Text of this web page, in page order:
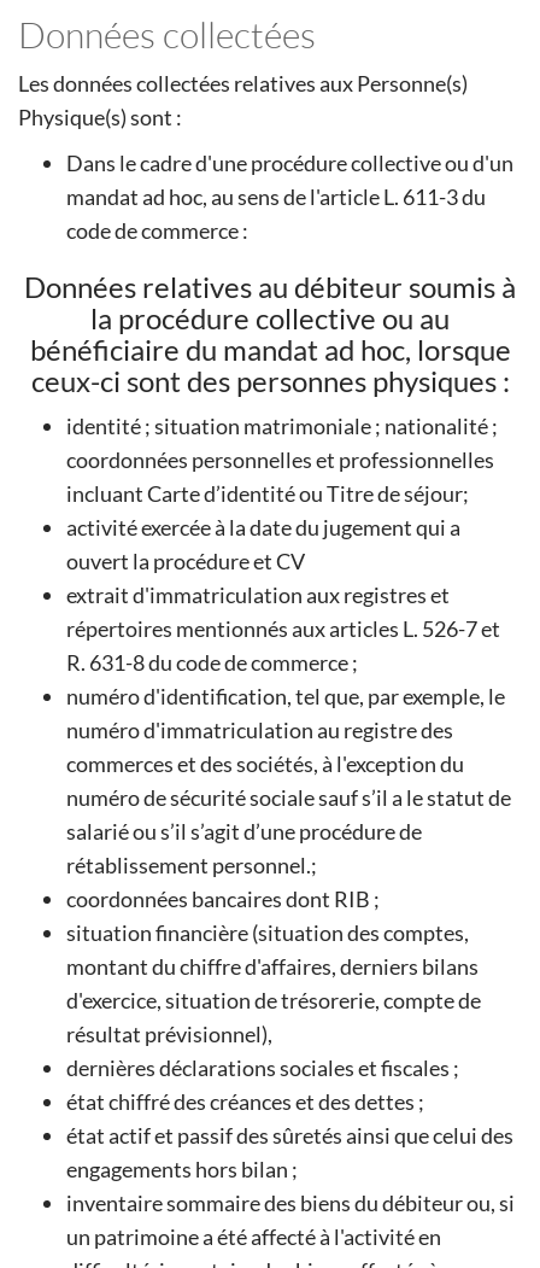
Données collectées
Les données collectées relatives aux Personne(s)
Physique(s) sont :
Dans le cadre d'une procédure collective ou d'un
mandat ad hoc, au sens de l'article L. 611-3 du
code de commerce :
Données relatives au débiteur soumis à
la procédure collective ou au
bénéficiaire du mandat ad hoc, lorsque
ceux-ci sont des personnes physiques :
identité ; situation matrimoniale ; nationalité ;
coordonnées personnelles et professionnelles
incluant Carte d’identité ou Titre de séjour;
activité exercée à la date du jugement qui a
ouvert la procédure et CV
extrait d'immatriculation aux registres et
répertoires mentionnés aux articles L. 526-7 et
R. 631-8 du code de commerce ;
numéro d'identification, tel que, par exemple, le
numéro d'immatriculation au registre des
commerces et des sociétés, à l'exception du
numéro de sécurité sociale sauf s’il a le statut de
salarié ou s’il s’agit d’une procédure de
rétablissement personnel.;
coordonnées bancaires dont RIB ;
situation financière (situation des comptes,
montant du chiffre d'affaires, derniers bilans
d'exercice, situation de trésorerie, compte de
résultat prévisionnel),
dernières déclarations sociales et fiscales ;
état chiffré des créances et des dettes ;
état actif et passif des sûretés ainsi que celui des
engagements hors bilan ;
inventaire sommaire des biens du débiteur ou, si
un patrimoine a été affecté à l'activité en